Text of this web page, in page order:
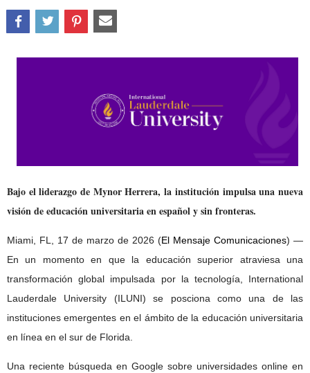
Bajo el liderazgo de Mynor Herrera, la institución impulsa una nueva
visión de educación universitaria en español y sin fronteras.
Miami, FL, 17 de marzo de 2026 (El Mensaje Comunicaciones) —
En un momento en que la educación superior atraviesa una
transformación global impulsada por la tecnología, International
Lauderdale University (ILUNI) se posciona como una de las
instituciones emergentes en el ámbito de la educación universitaria
en línea en el sur de Florida.
Una reciente búsqueda en Google sobre universidades online en